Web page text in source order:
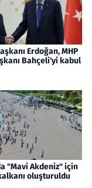
Erdoğan, MHP
Bahçeli'yi kabul
"Mavi Akdeniz" için
oluşturuldu